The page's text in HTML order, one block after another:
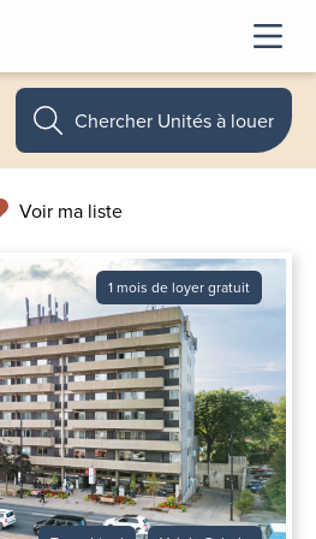
Voir ma liste
Chercher Unités à louer
1 mois de loyer gratuit